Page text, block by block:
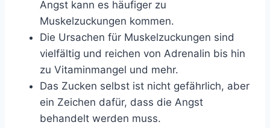
Angst kann es häufiger zu
Muskelzuckungen kommen.
Die Ursachen für Muskelzuckungen sind
vielfältig und reichen von Adrenalin bis hin
zu Vitaminmangel und mehr.
Das Zucken selbst ist nicht gefährlich, aber
ein Zeichen dafür, dass die Angst
behandelt werden muss.